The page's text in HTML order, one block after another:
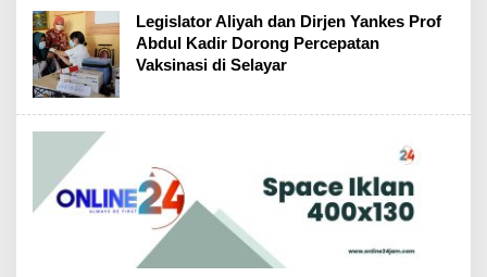
Legislator Aliyah dan Dirjen Yankes Prof
Abdul Kadir Dorong Percepatan
Vaksinasi di Selayar